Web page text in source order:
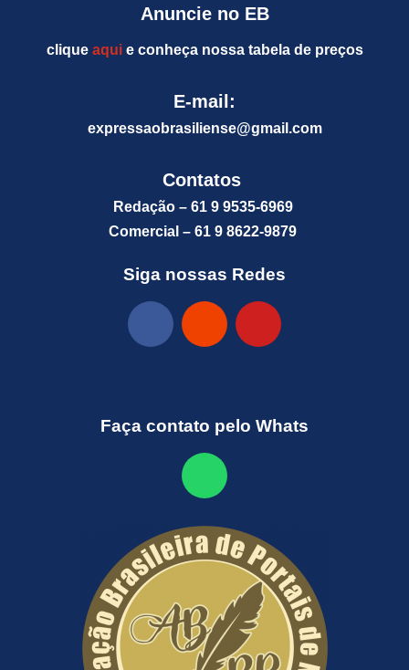
Anuncie no EB
clique aquie conheça nossa tabela de preços
E-mail:
expressaobrasiliense@gmail.com
Contatos
Redação – 61 9 9535-6969
Comercial – 61 9 8622-9879
Siga nossas Redes
Faça contato pelo Whats